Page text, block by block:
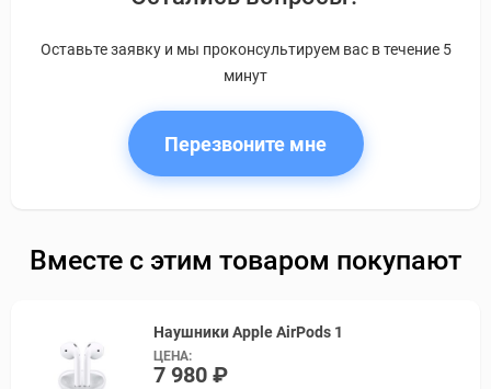
Оставьте заявку и мы проконсультируем вас в течение 5
минут
Перезвоните мне
Вместе с этим товаром покупают
Наушники Apple AirPods 1
ЦЕНА:
7 980 ₽